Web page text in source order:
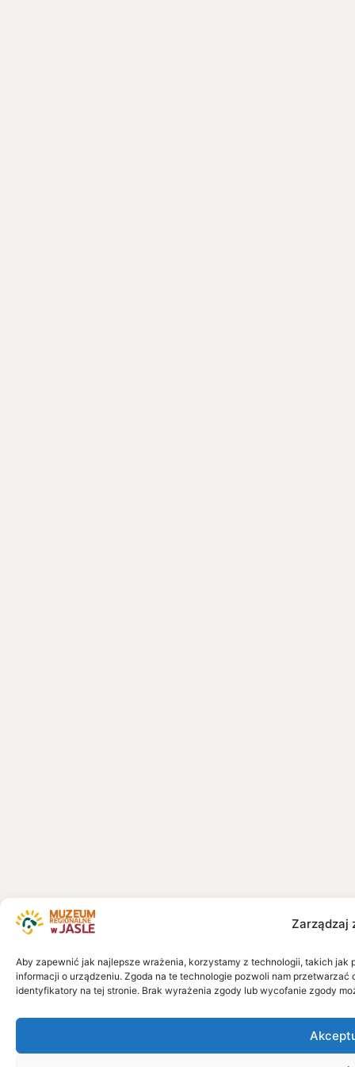
Zarządzaj
Aby zapewnić jak najlepsze wrażenia, korzystamy z technologii, takich
informacji o urządzeniu. Zgoda na te technologie pozwoli nam
identyfikatory na tej stronie. Brak wyrażenia zgody lub wycofanie zgody